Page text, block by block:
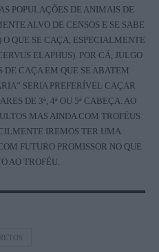
POPULAÇÕES DE ANIMAIS DE
ALVO DE CENSOS E SE SABE
QUE SE CAÇA, ESPECIALMENTE
ELAPHUS). POR CÁ, JULGO
DE CAÇA EM QUE SE ABATEM
SERIA PREFERÍVEL CAÇAR
DE 3ª, 4ª OU 5ª CABEÇA. AO
MAS AINDA COM TROFÉUS
IREMOS TER UMA
FUTURO PROMISSOR NO QUE
AO TROFÉU.